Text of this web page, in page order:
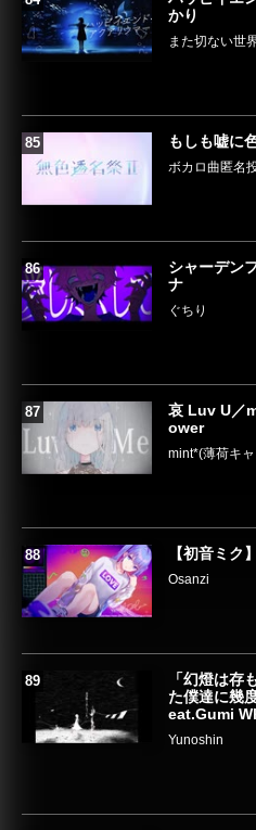
かり
また切ない世
もしも嘘に
ボカロ曲匿名
シャーデン
ナ
ぐちり
哀 Luv U／
ower
mint*(薄荷キ
【初音ミク
Osanzi
「幻燈は存
た僕達に幾
eat.Gumi
Yunoshin